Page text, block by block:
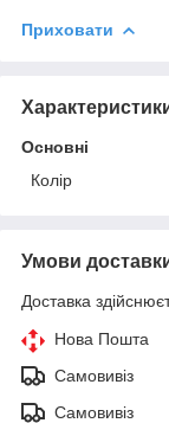
Приховати
Основні
Колір
Умови
Доставка
Нова Пошта
Самовивіз
Самовивіз